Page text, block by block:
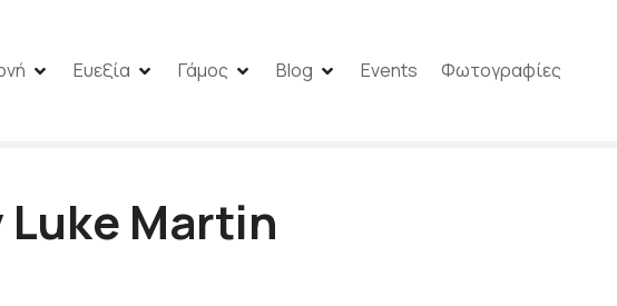
Ευεξία Γάμος Blog Events Φωτογραφίες
Luke Martin